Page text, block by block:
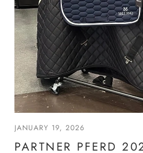
JANUARY 19, 2026
PARTNER PFERD